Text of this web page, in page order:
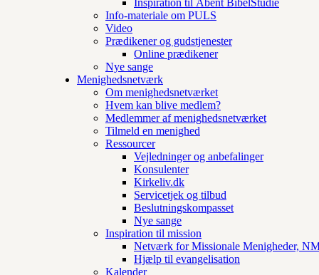
Inspiration til Åbent BibelStudie
Info-materiale om PULS
Video
Prædikener og gudstjenester
Online prædikener
Nye sange
Menighedsnetværk
Om menighedsnetværket
Hvem kan blive medlem?
Medlemmer af menighedsnetværket
Tilmeld en menighed
Ressourcer
Vejledninger og anbefalinger
Konsulenter
Kirkeliv.dk
Servicetjek og tilbud
Beslutningskompasset
Nye sange
Inspiration til mission
Netværk for Missionale Menigheder,
Hjælp til evangelisation
Kalender